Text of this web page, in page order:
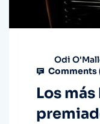
Odi
Comments
Los